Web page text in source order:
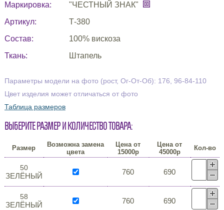
Маркировка:
"ЧЕСТНЫЙ ЗНАК"
Артикул:
Т-380
Состав:
100% вискоза
Ткань:
Штапель
Параметры модели на фото (рост, Ог-От-Об): 176, 96-84-110
Цвет изделия может отличаться от фото
Таблица размеров
Выберите размер и количество товара:
Размер
Возможна замена
цвета
Цена от
15000р
Цена от
45000р
Кол-во
50
ЗЕЛЁНЫЙ 760 690
58
ЗЕЛЁНЫЙ 760 690